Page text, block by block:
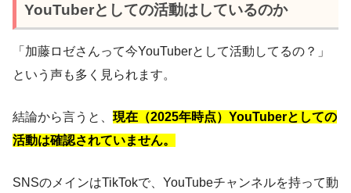
YouTuberとしての活動はしているのか
「加藤ロゼさんって今YouTuberとして活動してるの？」
という声も多く見られます。
結論から言うと、 現在（2025年時点）YouTuberとしての
活動は確認されていません。
SNSのメインはTikTokで、YouTubeチャンネルを持って動